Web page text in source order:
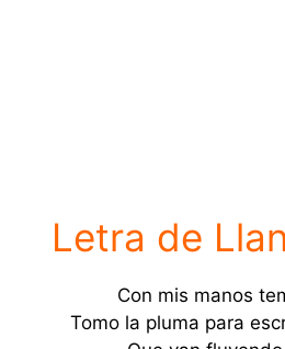
Letra de
Con mis manos
Tomo la pluma para